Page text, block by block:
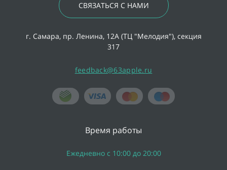
СВЯЗАТЬСЯ С НАМИ
г. Самара, пр. Ленина, 12А (ТЦ "Мелодия"), секция
317
feedback@63apple.ru
Время работы
Ежедневно с 10:00 до 20:00